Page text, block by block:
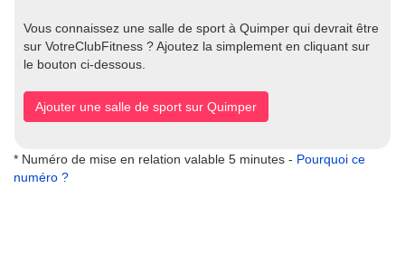
Vous connaissez une salle de sport à Quimper qui devrait être
sur VotreClubFitness ? Ajoutez la simplement en cliquant sur
le bouton ci-dessous.
Ajouter une salle de sport sur Quimper
* Numéro de mise en relation valable 5 minutes - Pourquoi ce
numéro ?